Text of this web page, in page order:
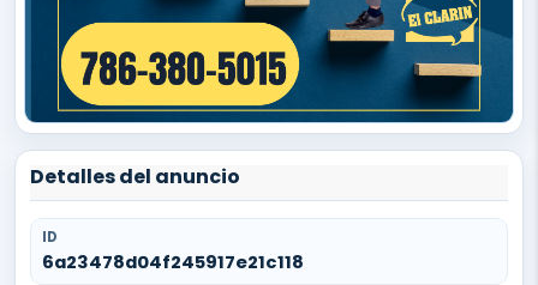
Detalles del anuncio
ID
6a23478d04f245917e21c118